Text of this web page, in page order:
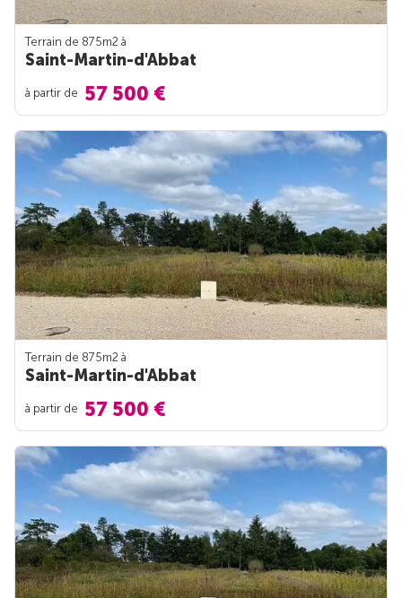
Terrain de 875m2 à
Saint-Martin-d'Abbat
à partir de 57 500 €
Terrain de 875m2 à
Saint-Martin-d'Abbat
à partir de 57 500 €